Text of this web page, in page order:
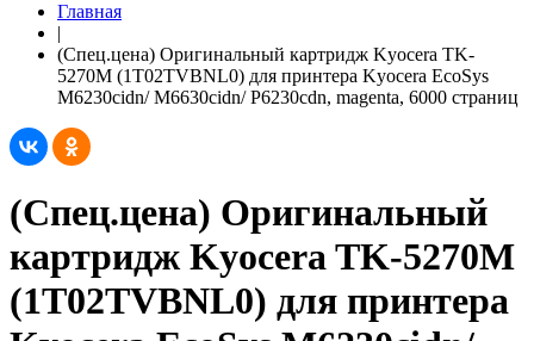
Главная
|
(Спец.цена) Оригинальный картридж Kyocera TK-
5270M (1T02TVBNL0) для принтера Kyocera EcoSys
M6230cidn/ M6630cidn/ P6230cdn, magenta, 6000 страниц
(Спец.цена) Оригинальный
картридж Kyocera TK-5270M
(1T02TVBNL0) для принтера